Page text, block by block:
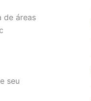
de áreas
seu